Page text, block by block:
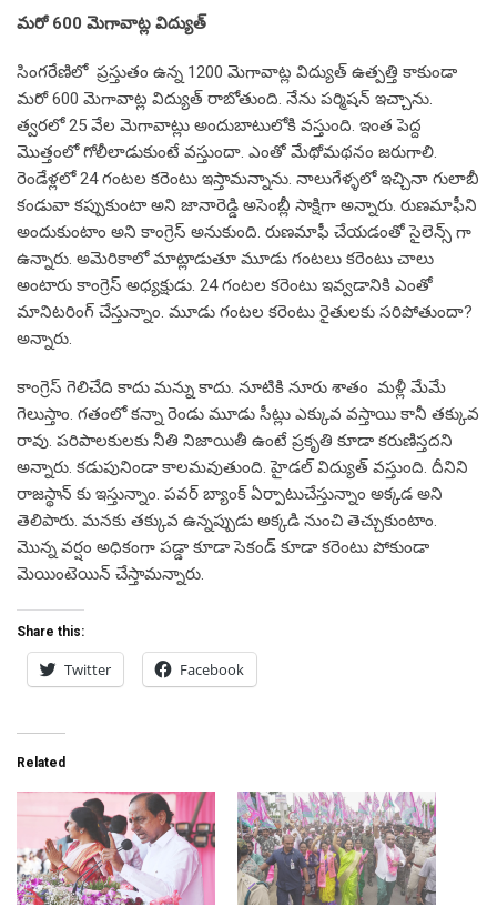
మరో 600 మెగావాట్ల విద్యుత్
సింగరేణిలో ప్రస్తుతం ఉన్న 1200 మెగావాట్ల విద్యుత్ ఉత్పత్తి కాకుండా
మరో 600 మెగావాట్ల విద్యుత్ రాబోతుంది. నేను పర్మిషన్ ఇచ్చాను.
త్వరలో 25 వేల మెగావాట్లు అందుబాటులోకి వస్తుంది. ఇంత పెద్ద
మొత్తంలో గోలీలాడుకుంటే వస్తుందా. ఎంతో మేథోమథనం జరుగాలి.
రెండేళ్లలో 24 గంటల కరెంటు ఇస్తామన్నాను. నాలుగేళ్ళలో ఇచ్చినా గులాబీ
కండువా కప్పుకుంటా అని జానారెడ్డి అసెంబ్లీ సాక్షిగా అన్నారు. రుణమాఫీని
అందుకుంటాం అని కాంగ్రెస్ అనుకుంది. రుణమాఫీ చేయడంతో సైలెన్స్ గా
ఉన్నారు. అమెరికాలో మాట్లాడుతూ మూడు గంటలు కరెంటు చాలు
అంటారు కాంగ్రెస్ అధ్యక్షుడు. 24 గంటల కరెంటు ఇవ్వడానికి ఎంతో
మానిటరింగ్ చేస్తున్నాం. మూడు గంటల కరెంటు రైతులకు సరిపోతుందా?
అన్నారు.
కాంగ్రెస్ గెలిచేది కాదు మన్ను కాదు. నూటికి నూరు శాతం మళ్లీ మేమే
గెలుస్తాం. గతంలో కన్నా రెండు మూడు సీట్లు ఎక్కువ వస్తాయి కానీ తక్కువ
రావు. పరిపాలకులకు నీతి నిజాయితీ ఉంటే ప్రకృతి కూడా కరుణిస్తదని
అన్నారు. కడుపునిండా కాలమవుతుంది. హైడల్ విద్యుత్ వస్తుంది. దీనిని
రాజస్థాన్ కు ఇస్తున్నాం. పవర్ బ్యాంక్ ఏర్పాటుచేస్తున్నాం అక్కడ అని
తెలిపారు. మనకు తక్కువ ఉన్నప్పుడు అక్కడి నుంచి తెచ్చుకుంటాం.
మొన్న వర్షం అధికంగా పడ్డా కూడా సెకండ్ కూడా కరెంటు పోకుండా
మెయింటెయిన్ చేస్తామన్నారు.
Share this:
Twitter Facebook
Related